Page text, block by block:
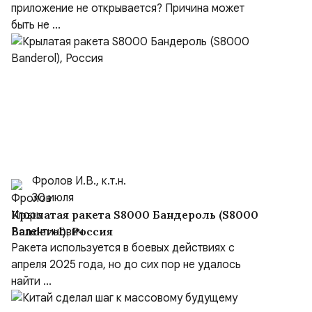
приложение не открывается? Причина может
быть не ...
Фролов И.В., к.т.н.
30 июля
Крылатая ракета S8000 Бандероль (S8000
Banderol), Россия
Ракета используется в боевых действиях с
апреля 2025 года, но до сих пор не удалось
найти ...